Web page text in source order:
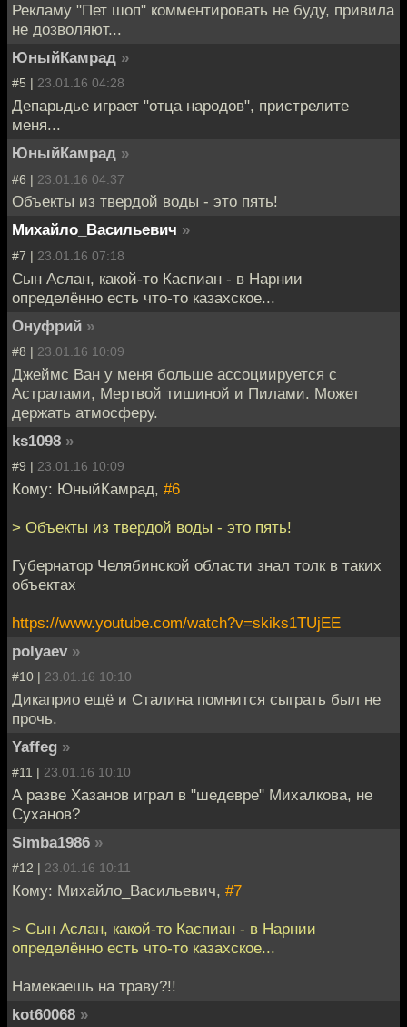
Рекламу "Пет шоп" комментировать не буду, привила
не дозволяют...
ЮныйКамрад »
#5 | 23.01.16 04:28
Депарьдье играет "отца народов", пристрелите
меня...
ЮныйКамрад »
#6 | 23.01.16 04:37
Объекты из твердой воды - это пять!
Михайло_Васильевич »
#7 | 23.01.16 07:18
Сын Аслан, какой-то Каспиан - в Нарнии
определённо есть что-то казахское...
Онуфрий »
#8 | 23.01.16 10:09
Джеймс Ван у меня больше ассоциируется с
Астралами, Мертвой тишиной и Пилами. Может
держать атмосферу.
ks1098 »
#9 | 23.01.16 10:09
Кому: ЮныйКамрад, #6
> Объекты из твердой воды - это пять!
Губернатор Челябинской области знал толк в таких
объектах
https://www.youtube.com/watch?v=skiks1TUjEE
polyaev »
#10 | 23.01.16 10:10
Дикаприо ещё и Сталина помнится сыграть был не
прочь.
Yaffeg »
#11 | 23.01.16 10:10
А разве Хазанов играл в "шедевре" Михалкова, не
Суханов?
Simba1986 »
#12 | 23.01.16 10:11
Кому: Михайло_Васильевич, #7
> Сын Аслан, какой-то Каспиан - в Нарнии
определённо есть что-то казахское...
Намекаешь на траву?!!
kot60068 »